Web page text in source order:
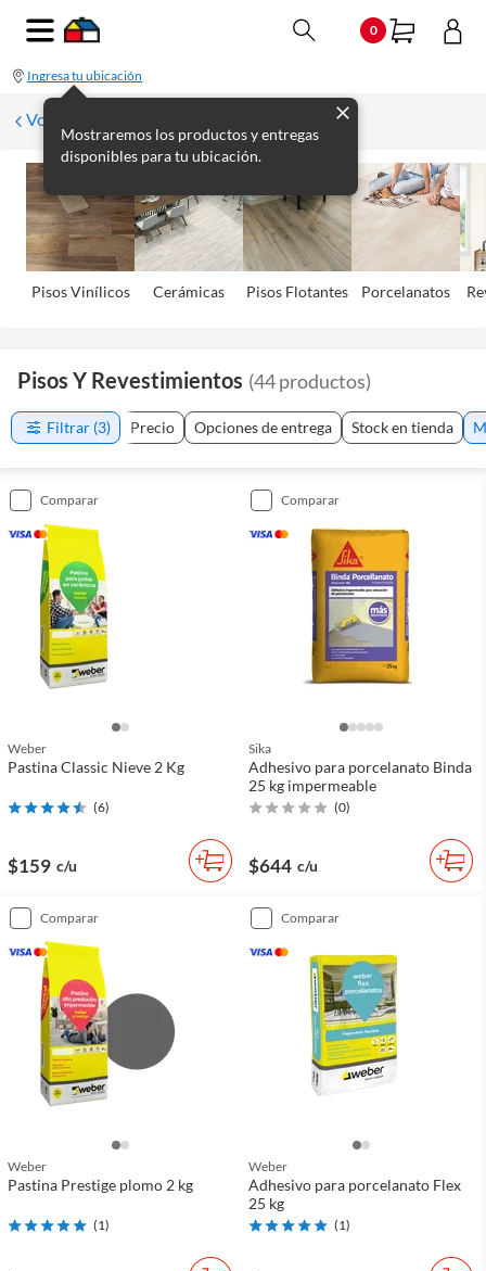
0
Ingresa tu ubicación
Mostraremos los productos y entregas
disponibles para tu ubicación.
Volver
Pisos Viní­licos Cerámicas Pisos Flotantes Porcelanatos
Pisos Y Revestimientos (44productos)
Filtrar (3) Precio Opciones de entrega Stock en tienda
comparar
Weber
Pastina Classic Nieve 2 Kg
(6)
$159 c/u
comparar
Sika
Adhesivo para porcelanato Binda
25 kg impermeable
(0)
$644 c/u
comparar
Weber
Pastina Prestige plomo 2 kg
(1)
comparar
Weber
Adhesivo para porcelanato Flex
25 kg
(1)